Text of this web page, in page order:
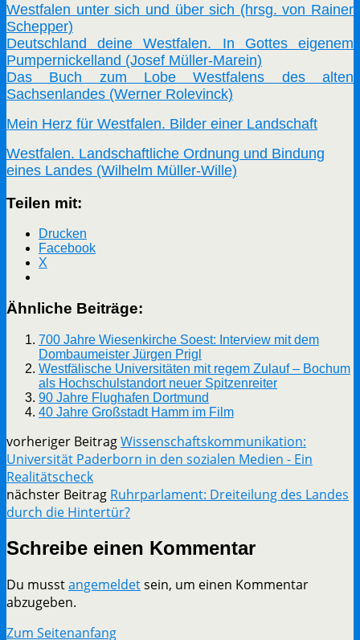
Westfalen unter sich und über sich (hrsg. von Rainer
Schepper)
Deutschland deine Westfalen. In Gottes eigenem
Pumpernickelland (Josef Müller-Marein)
Das Buch zum Lobe Westfalens des alten
Sachsenlandes (Werner Rolevinck)
Mein Herz für Westfalen. Bilder einer Landschaft
Westfalen. Landschaftliche Ordnung und Bindung
eines Landes (Wilhelm Müller-Wille)
Teilen mit:
Drucken
Facebook
X
Ähnliche Beiträge:
700 Jahre Wiesenkirche Soest: Interview mit dem
Dombaumeister Jürgen Prigl
Westfälische Universitäten mit regem Zulauf – Bochum
als Hochschulstandort neuer Spitzenreiter
90 Jahre Flughafen Dortmund
40 Jahre Großstadt Hamm im Film
vorheriger BeitragWissenschaftskommunikation:
Universität Paderborn in den sozialen Medien - Ein
Realitätscheck
nächster Beitrag Ruhrparlament: Dreiteilung des Landes
durch die Hintertür?
Schreibe einen Kommentar
Du musstangemeldetsein, um einen Kommentar
abzugeben.
Zum Seitenanfang